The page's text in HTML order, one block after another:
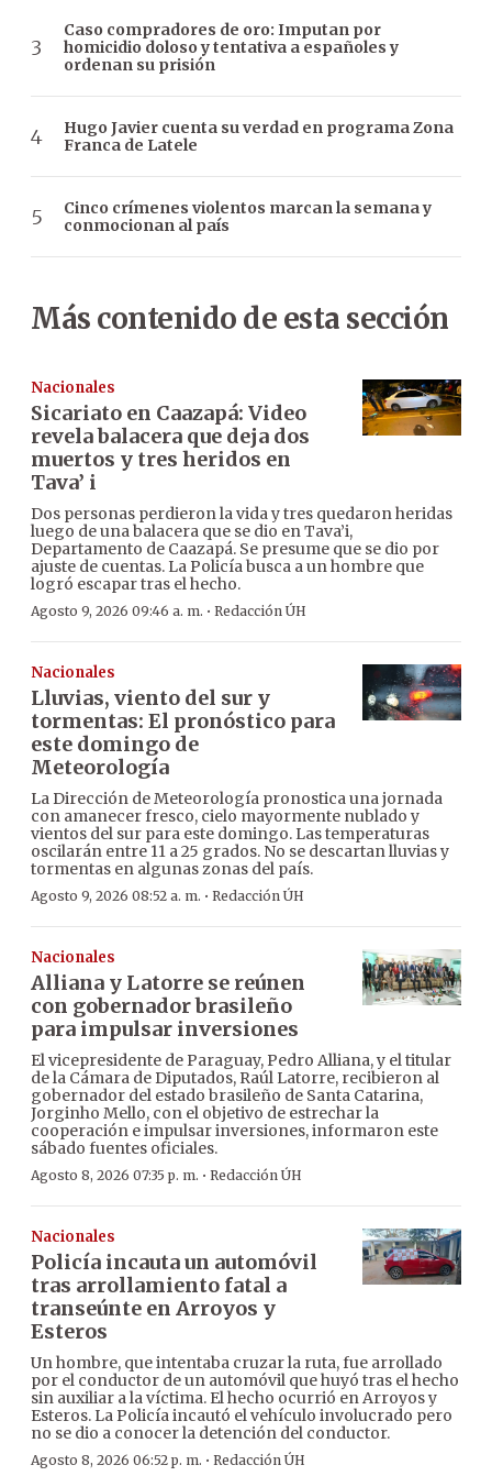
Caso compradores de oro: Imputan por
homicidio doloso y tentativa a españoles y
ordenan su prisión
Hugo Javier cuenta su verdad en programa Zona
Franca de Latele
Cinco crímenes violentos marcan la semana y
conmocionan al país
Más contenido de esta sección
Nacionales
Sicariato en Caazapá: Video
revela balacera que deja dos
muertos y tres heridos en
Tava’ i
Dos personas perdieron la vida y tres quedaron heridas
luego de una balacera que se dio en Tava’i,
Departamento de Caazapá. Se presume que se dio por
ajuste de cuentas. La Policía busca a un hombre que
logró escapar tras el hecho.
Agosto 9, 2026 09:46 a. m. · Redacción ÚH
Nacionales
Lluvias, viento del sur y
tormentas: El pronóstico para
este domingo de
Meteorología
La Dirección de Meteorología pronostica una jornada
con amanecer fresco, cielo mayormente nublado y
vientos del sur para este domingo. Las temperaturas
oscilarán entre 11 a 25 grados. No se descartan lluvias y
tormentas en algunas zonas del país.
Agosto 9, 2026 08:52 a. m. · Redacción ÚH
Nacionales
Alliana y Latorre se reúnen
con gobernador brasileño
para impulsar inversiones
El vicepresidente de Paraguay, Pedro Alliana, y el titular
de la Cámara de Diputados, Raúl Latorre, recibieron al
gobernador del estado brasileño de Santa Catarina,
Jorginho Mello, con el objetivo de estrechar la
cooperación e impulsar inversiones, informaron este
sábado fuentes oficiales.
Agosto 8, 2026 07:35 p. m. · Redacción ÚH
Nacionales
Policía incauta un automóvil
tras arrollamiento fatal a
transeúnte en Arroyos y
Esteros
Un hombre, que intentaba cruzar la ruta, fue arrollado
por el conductor de un automóvil que huyó tras el hecho
sin auxiliar a la víctima. El hecho ocurrió en Arroyos y
Esteros. La Policía incautó el vehículo involucrado pero
no se dio a conocer la detención del conductor.
Agosto 8, 2026 06:52 p. m. · Redacción ÚH